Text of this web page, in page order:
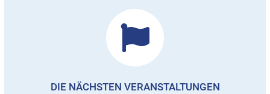
DIE NÄCHSTEN VERANSTALTUNGEN